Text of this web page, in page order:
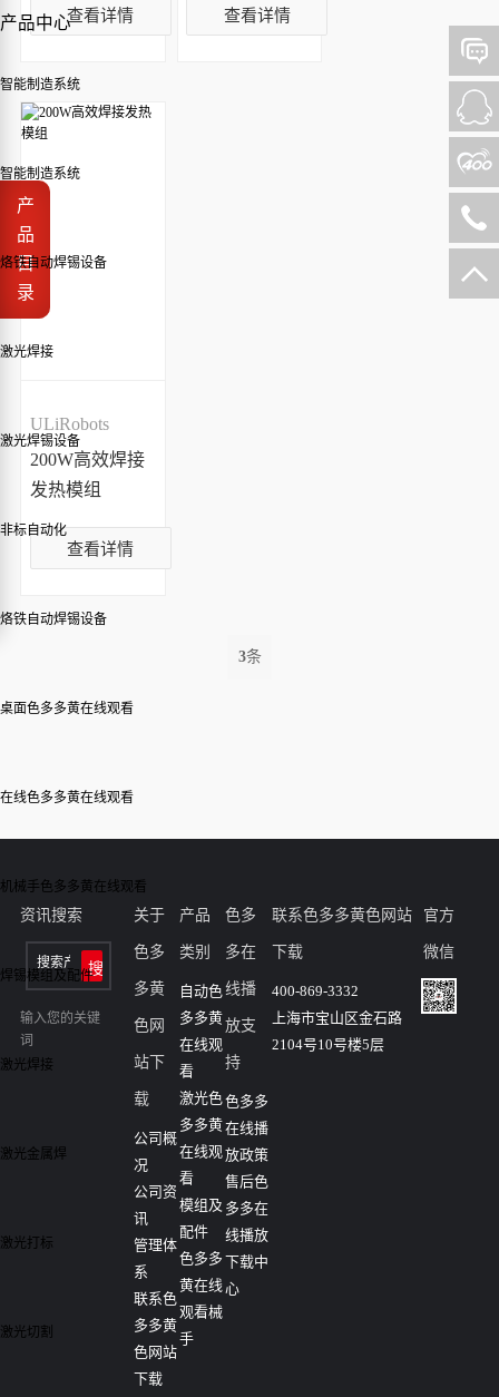
产品中心
智能制造系统
智能制造系统
烙铁自动焊锡设备
激光焊接
激光焊锡设备
非标自动化
烙铁自动焊锡设备
桌面色多多黄在线观看
在线色多多黄在线观看
机械手色多多黄在线观看
焊锡模组及配件
激光焊接
激光金属焊
激光打标
激光切割
产
品
目
录
查看详情 查看详情
ULiRobots
200W高效焊接
发热模组
查看详情
3条
资讯搜索
输入您的关键
词
关于
色多
多黄
色网
站下
载
公司概
况
公司资
讯
管理体
系
联系色
多多黄
色网站
下载
产品
类别
自动色
多多黄
在线观
看
激光色
多多黄
在线观
看
模组及
配件
色多多
黄在线
观看械
手
色多
多在
线播
放支
持
色多多
在线播
放政策
售后色
多多在
线播放
下载中
心
联系色多多黄色网站
下载
400-869-3332
上海市宝山区金石路
2104号10号楼5层
官方
微信